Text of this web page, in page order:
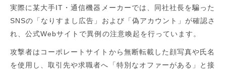
実際に某大手IT・通信機器メーカーでは、同社社長を騙った
SNSの「なりすまし広告」および「偽アカウント」が確認さ
れ、公式Webサイトで異例の注意喚起を行っています。
攻撃者はコーポレートサイトから無断転載した顔写真や氏名
を使用し、取引先や求職者へ「特別なオファーがある」と接